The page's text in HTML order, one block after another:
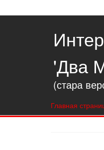
'Два
(стара
Главная